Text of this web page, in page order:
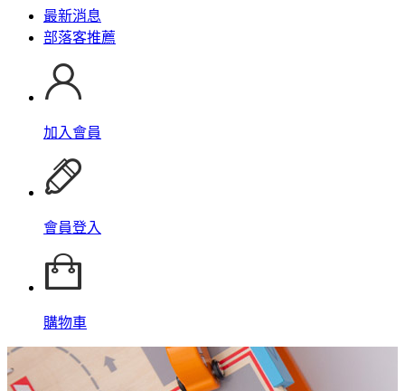
最新消息
部落客推薦
加入會員
會員登入
購物車